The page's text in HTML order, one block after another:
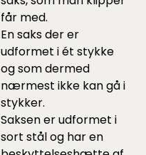
får med.
En saks der er
udformet i ét stykke
og som dermed
nærmest ikke kan gå i
stykker.
Saksen er udformet i
sort stål og har en